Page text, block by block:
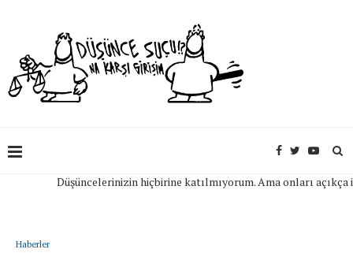
Düşüncelerinizin hiçbirine katılmıyorum. Ama onları açıkça
Haberler